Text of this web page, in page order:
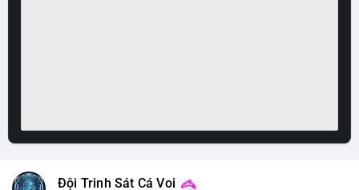
Đội Trinh Sát Cá Voi